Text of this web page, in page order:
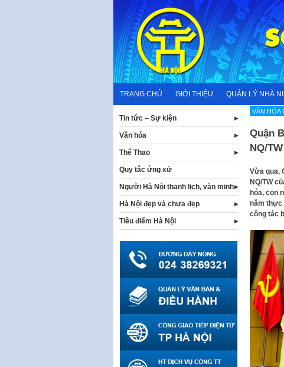
content
TRANG CHỦ GIỚI THIỆU QUẢN LÝ NHÀ
VĂN HÓA
Quận
NQ/TW
Vừa qua,
NQ/TW
hóa, con
năm thực
công tác
Tin tức – Sự kiện
Văn hóa
Thể Thao
Quy tắc ứng xử
Người Hà Nội thanh lịch, văn minh
Hà Nội đẹp và chưa đẹp
Tiêu điểm Hà Nội